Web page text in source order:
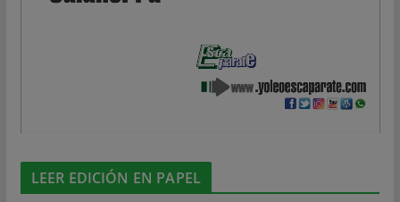
LEER EDICIÓN EN PAPEL